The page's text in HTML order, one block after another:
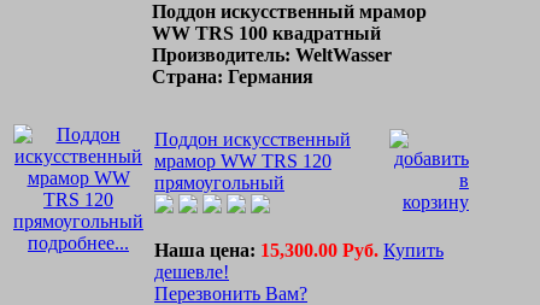
Поддон искусственный мрамор
WW TRS 100 квадратный
Производитель: WeltWasser
Страна: Германия
подробнее...
Поддон искусственный
мрамор WW TRS 120
прямоугольный
Наша цена: 15,300.00 Руб. Купить
дешевле!
Перезвонить Вам?